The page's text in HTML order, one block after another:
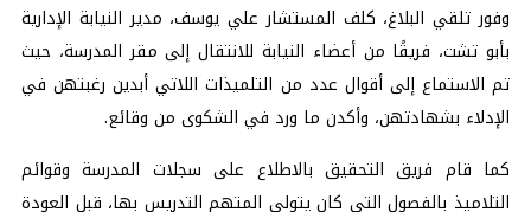
وفور تلقي البلاغ، كلف المستشار علي يوسف، مدير النيابة الإدارية
بأبو تشت، فريقًا من أعضاء النيابة للانتقال إلى مقر المدرسة، حيث
تم الاستماع إلى أقوال عدد من التلميذات اللاتي أبدين رغبتهن في
الإدلاء بشهادتهن، وأكدن ما ورد في الشكوى من وقائع.
كما قام فريق التحقيق بالاطلاع على سجلات المدرسة وقوائم
التلاميذ بالفصول التي كان يتولى المتهم التدريس بها، قبل العودة